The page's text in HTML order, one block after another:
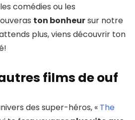
comédies ou les
ton bonheursur notre
plus, viens découvrir ton
films de ouf
des super-héros, « The